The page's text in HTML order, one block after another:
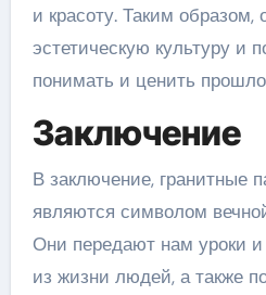
и красоту. Таким
эстетическую культуру и
понимать и ценить
Заключение
В заключение, гранитные
являются символом
Они передают нам уроки
из жизни людей, а также